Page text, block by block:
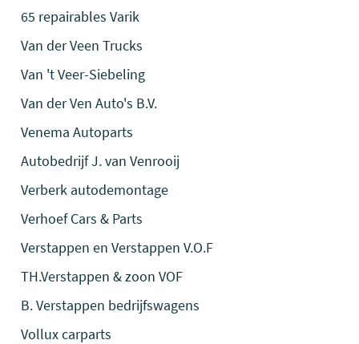
65 repairables Varik
Van der Veen Trucks
Van 't Veer-Siebeling
Van der Ven Auto's B.V.
Venema Autoparts
Autobedrijf J. van Venrooij
Verberk autodemontage
Verhoef Cars & Parts
Verstappen en Verstappen V.O.F
TH.Verstappen & zoon VOF
B. Verstappen bedrijfswagens
Vollux carparts